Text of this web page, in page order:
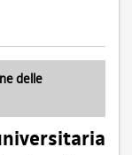
delle